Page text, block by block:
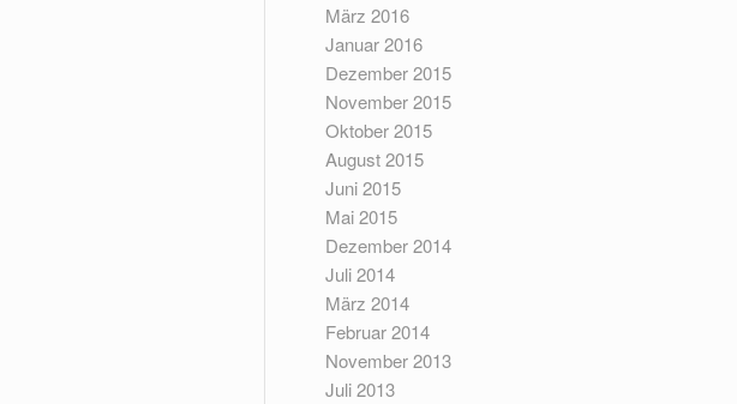
März 2016
Januar 2016
Dezember 2015
November 2015
Oktober 2015
August 2015
Juni 2015
Mai 2015
Dezember 2014
Juli 2014
März 2014
Februar 2014
November 2013
Juli 2013